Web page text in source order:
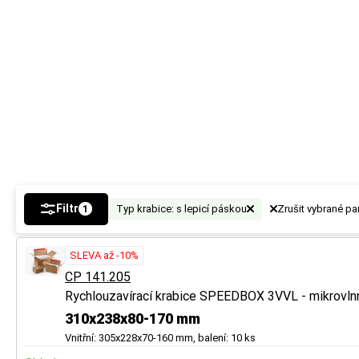
Filtr 1 Typ krabice: s lepicí páskou Zrušit vybrané
SLEVA až -10%
CP 141.205
Rychlouzavírací krabice SPEEDBOX 3VVL -
310x238x80-170 mm
Vnitřní: 305x228x70-160 mm, balení: 10 ks
U vícevrstvé
U vícevrstvé